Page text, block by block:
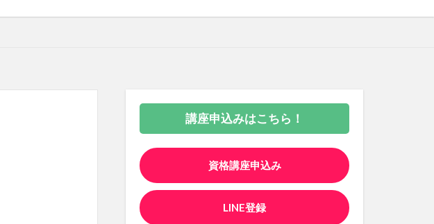
講座申込みはこちら！
資格講座申込み
LINE登録